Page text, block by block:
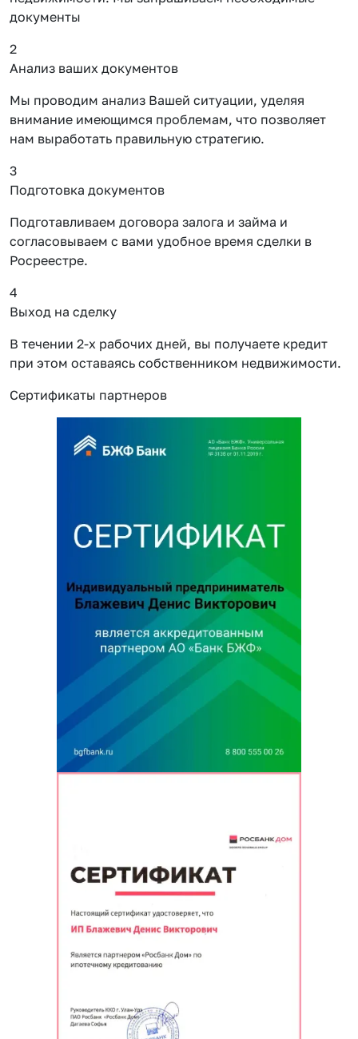
документы
2
Анализ ваших документов
Мы проводим анализ Вашей ситуации, уделяя
внимание имеющимся проблемам, что позволяет
нам выработать правильную стратегию.
3
Подготовка документов
Подготавливаем договора залога и займа и
согласовываем с вами удобное время сделки в
Росреестре.
4
Выход на сделку
В течении 2-х рабочих дней, вы получаете кредит
при этом оставаясь собственником недвижимости.
Сертификаты партнеров